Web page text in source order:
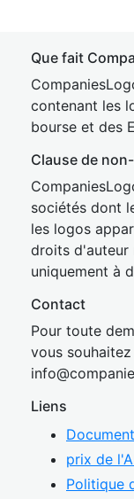
Que fait
contenant les
bourse et des
Clause de
sociétés dont
les logos
droits d'auteur
uniquement à
Contact
Pour toute
vous
inf
Liens
prix de
Politique